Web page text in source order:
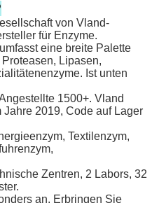
von Vland-
für Enzyme.
eine breite Palette
Lipasen,
Ist unten
1500+. Vland
Jahre 2019, Code auf Lager
Textilenzym,
Zentren, 2 Labors, 32
an. Erbringen Sie